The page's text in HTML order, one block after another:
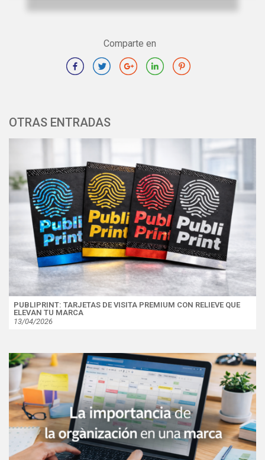
Comparte en
OTRAS ENTRADAS
PUBLIPRINT: TARJETAS DE VISITA PREMIUM CON RELIEVE QUE
ELEVAN TU MARCA
13/04/2026